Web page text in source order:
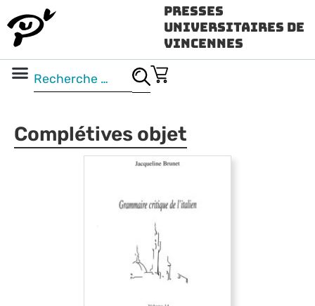
Presses
Universitaires de
Vincennes
Complétives objet